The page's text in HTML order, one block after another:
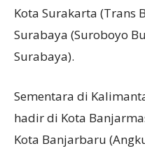
Kota Surakarta (Trans
Surabaya (Suroboyo
Surabaya).
Sementara di
hadir di Kota
Kota Banjarbaru